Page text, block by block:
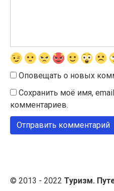
Оповещать о новых
Сохранить моё имя,
комментариев.
© 2013 - 2022 Туризм.